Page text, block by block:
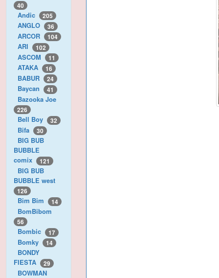
40
Andic 205
ANGLO 36
ARCOR 104
ARI 102
ASCOM 11
ATAKA 16
BABUR 24
Baycan 41
Bazooka Joe
226
Bell Boy 32
Bifa 30
BIG BUB
BUBBLE
comix
121
BIG BUB
BUBBLE west
126
Bim Bim 14
BomBibom
56
Bombic 17
Bomky 14
BONDY
FIESTA
29
BOWMAN